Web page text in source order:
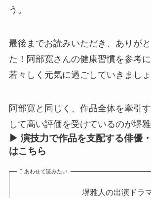
う。
最後までお読みいただき、ありが
た！阿部寛さんの健康習慣を参考
若々しく元気に過ごしていきましょ
阿部寛と同じく、作品全体を牽引
して高い評価を受けているのが堺雅
▶ 演技力で作品を支配する俳優
はこちら
あわせて読みたい
堺雅人の出演ドラ